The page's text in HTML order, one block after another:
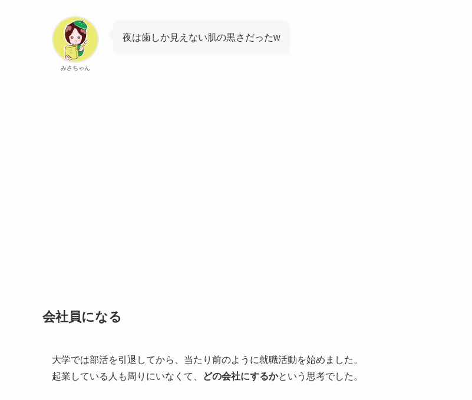
みさちゃん
夜は歯しか見えない肌の黒さだったw
会社員になる
大学では部活を引退してから、当たり前のように就職活動を始めました。
起業している人も周りにいなくて、
どの会社にするかという思考でした。